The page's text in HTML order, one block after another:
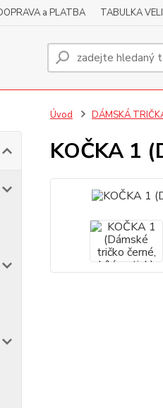
a PLATBA TABULKA
Úvod DÁMSKÁ
KOČKA 1